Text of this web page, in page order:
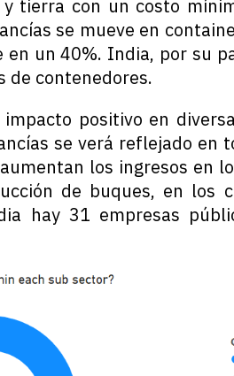
tierra con un costo
se mueve en
un 40%. India, por su
de contenedores.
positivo en
se verá reflejado en
los ingresos en
de buques, en los
hay 31 empresas